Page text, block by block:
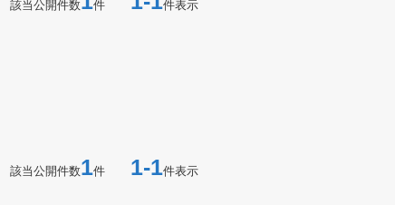
該当公開件数 件 件表示
該当公開件数1件 1-1件表示